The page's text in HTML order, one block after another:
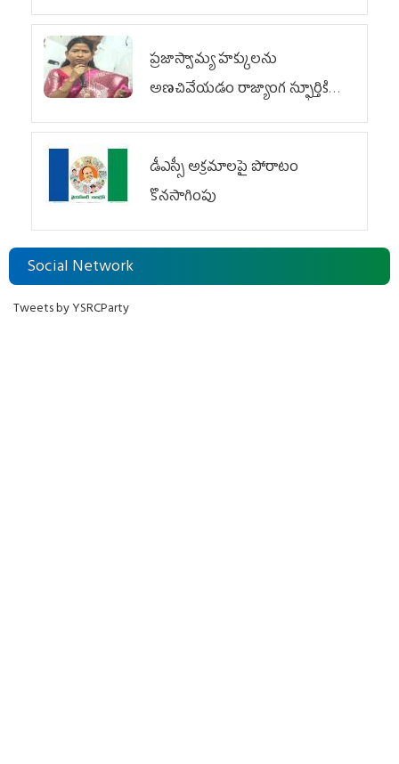
ప్రజాస్వామ్య హక్కులను
అణచివేయడం రాజ్యాంగ స్ఫూర్తికి
విరుద్ధం
డీఎస్సీ అక్రమాలపై పోరాటం
కొనసాగింపు
Social Network
Tweets by YSRCParty